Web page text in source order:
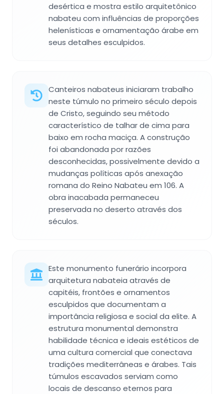
desértica e mostra estilo arquitetônico
nabateu com influências de proporções
helenísticas e ornamentação árabe em
seus detalhes esculpidos.
Canteiros nabateus iniciaram trabalho
neste túmulo no primeiro século depois
de Cristo, seguindo seu método
característico de talhar de cima para
baixo em rocha maciça. A construção
foi abandonada por razões
desconhecidas, possivelmente devido a
mudanças políticas após anexação
romana do Reino Nabateu em 106. A
obra inacabada permaneceu
preservada no deserto através dos
séculos.
Este monumento funerário incorpora
arquitetura nabateia através de
capitéis, frontões e ornamentos
esculpidos que documentam a
importância religiosa e social da elite. A
estrutura monumental demonstra
habilidade técnica e ideais estéticos de
uma cultura comercial que conectava
tradições mediterrâneas e árabes. Tais
túmulos escavados serviam como
locais de descanso eternos para